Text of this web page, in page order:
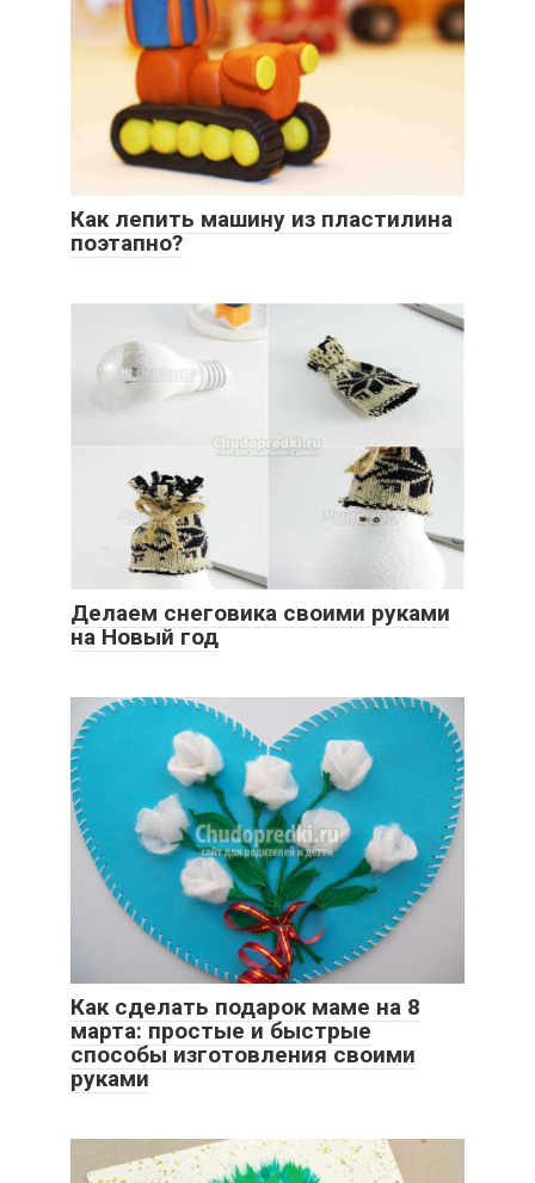
Как лепить машину из пластилина
поэтапно?
Делаем снеговика своими руками
на Новый год
Как сделать подарок маме на 8
марта: простые и быстрые
способы изготовления своими
руками